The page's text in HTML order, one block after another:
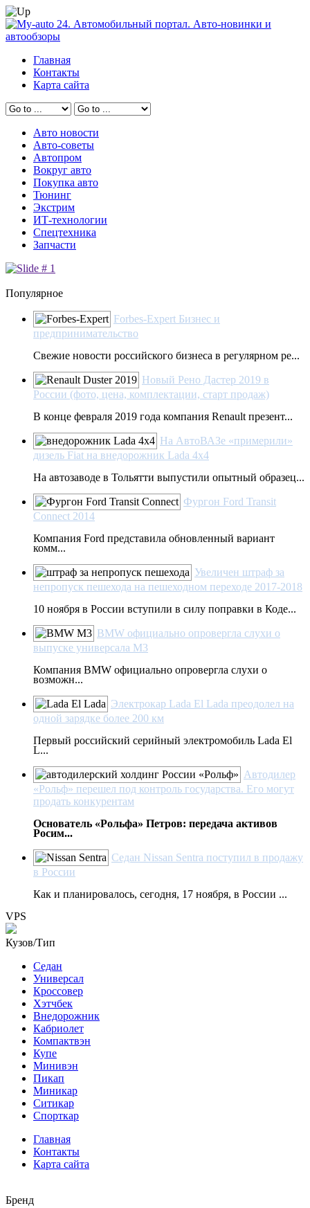
Главная
Контакты
Карта сайта
Авто новости
Авто-советы
Автопром
Вокруг авто
Покупка авто
Тюнинг
Экстрим
ИТ-технологии
Спецтехника
Запчасти
Популярное
Forbes-Expert Бизнес и
предпринимательство
Свежие новости российского бизнеса в регулярном ре...
Новый Рено Дастер 2019 в
России (фото, цена, комплектации, старт продаж)
В конце февраля 2019 года компания Renault презент...
На АвтоВАЗе «примерили»
дизель Fiat на внедорожник Lada 4х4
На автозаводе в Тольятти выпустили опытный образец...
Фургон Ford Transit
Connect 2014
Компания Ford представила обновленный вариант
комм...
Увеличен штраф за
непропуск пешехода на пешеходном переходе 2017-2018
10 ноября в России вступили в силу поправки в Коде...
BMW официально опровергла слухи о
выпуске универсала М3
Компания BMW официально опровергла слухи о
возможн...
Электрокар Lada El Lada преодолел на
одной зарядке более 200 км
Первый российский серийный электромобиль Lada El
L...
Автодилер
«Рольф» перешел под контроль государства. Его могут
продать конкурентам
Основатель «Рольфа» Петров: передача активов
Росим...
Седан Nissan Sentra поступил в продажу
в России
Как и планировалось, сегодня, 17 ноября, в России ...
VPS
Кузов/Тип
Седан
Универсал
Кроссовер
Хэтчбек
Внедорожник
Кабриолет
Компактвэн
Купе
Минивэн
Пикап
Миникар
Ситикар
Спорткар
Главная
Контакты
Карта сайта
Бренд